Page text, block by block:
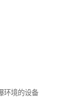
环境的设备